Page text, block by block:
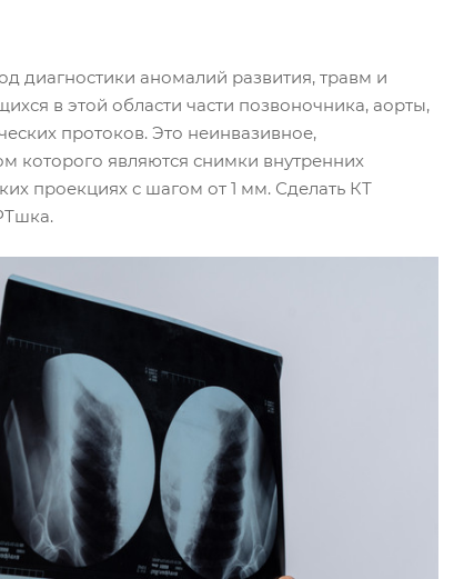
диагностики аномалий развития, травм и
в этой области части позвоночника, аорты,
протоков. Это неинвазивное,
которого являются снимки внутренних
проекциях с шагом от 1 мм. Сделать КТ